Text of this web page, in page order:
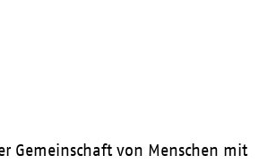
Gemeinschaft von Menschen mit